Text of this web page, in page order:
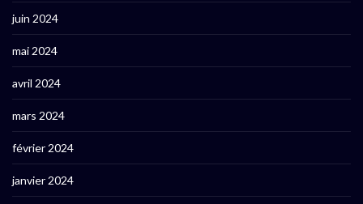
juin 2024
mai 2024
avril 2024
mars 2024
février 2024
janvier 2024